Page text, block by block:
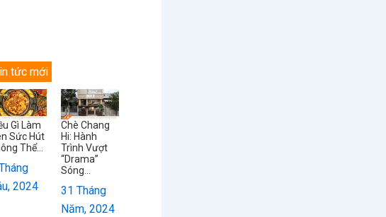
tức mới
Gì Làm
Sức Hút
Thể...
2024
Chè Chang
Hi: Hành
Trình Vượt
“Drama”
Sóng...
31 Tháng
Năm, 2024